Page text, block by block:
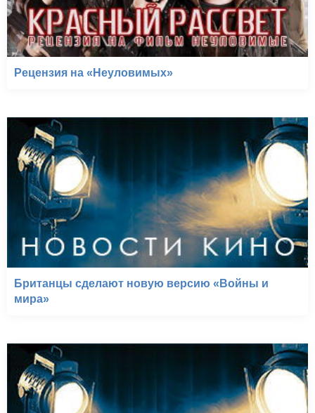
Рецензия на «Неуловимых»
Британцы сделают новую версию «Войны и
мира»